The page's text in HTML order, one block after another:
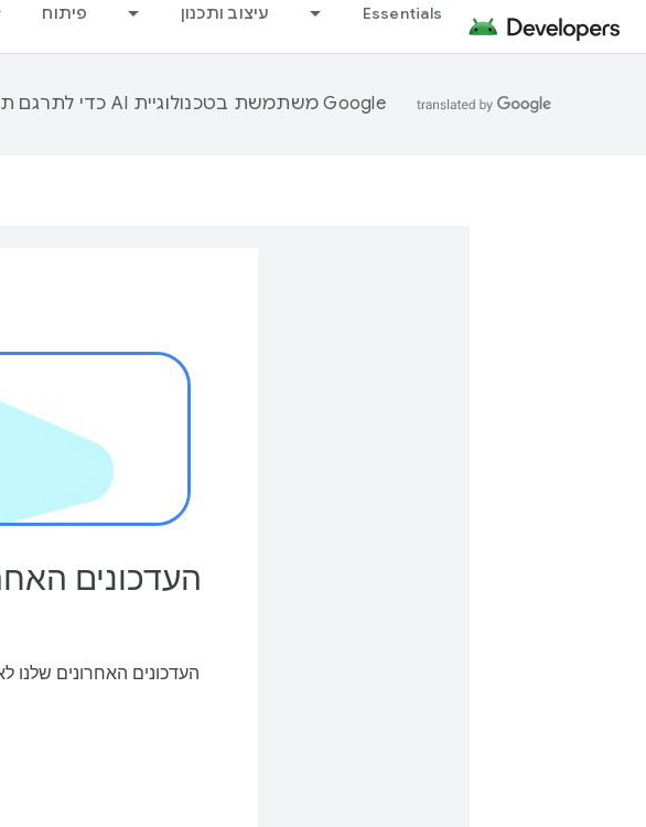
Essentials עיצוב ותכנון פיתוח
‫Google משתמשת בטכנולוגיית AI כדי לתרגם תוכן לשפה המועדפת עליך. בתרגומים כאלו עשויות להיות שגיאות.